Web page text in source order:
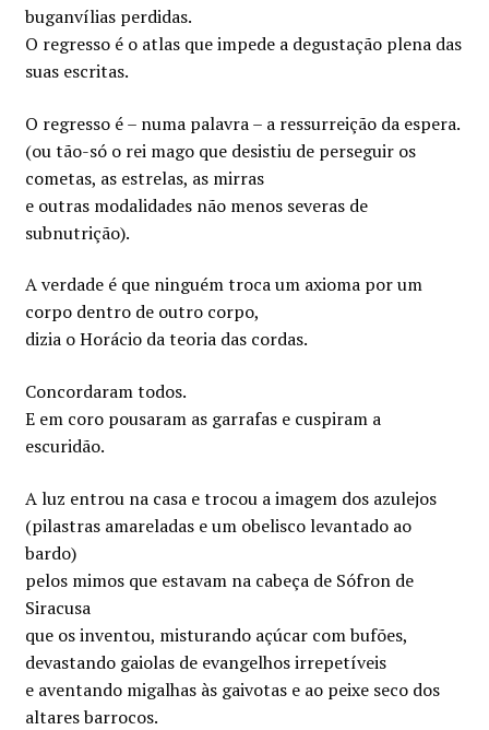
buganvílias perdidas.
O regresso é o atlas que impede a degustação plena das
suas escritas.
O regresso é – numa palavra – a ressurreição da espera.
(ou tão-só o rei mago que desistiu de perseguir os
cometas, as estrelas, as mirras
e outras modalidades não menos severas de
subnutrição).
A verdade é que ninguém troca um axioma por um
corpo dentro de outro corpo,
dizia o Horácio da teoria das cordas.
Concordaram todos.
E em coro pousaram as garrafas e cuspiram a
escuridão.
A luz entrou na casa e trocou a imagem dos azulejos
(pilastras amareladas e um obelisco levantado ao
bardo)
pelos mimos que estavam na cabeça de Sófron de
Siracusa
que os inventou, misturando açúcar com bufões,
devastando gaiolas de evangelhos irrepetíveis
e aventando migalhas às gaivotas e ao peixe seco dos
altares barrocos.